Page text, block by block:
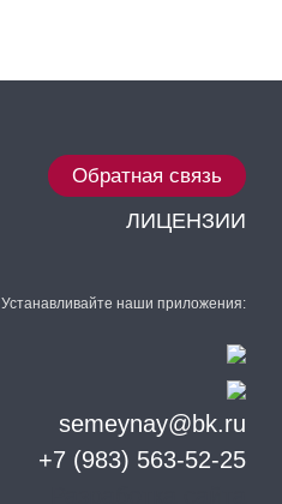
Обратная связь
ЛИЦЕНЗИИ
Устанавливайте наши приложения:
semeynay@bk.ru
+7 (983) 563-52-25